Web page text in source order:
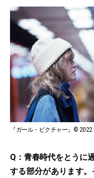
『ガール・ピクチャー』©
Q：青春時代をとうに
する部分があります